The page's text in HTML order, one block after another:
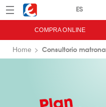
Menú Eroski
COMPRA ONLINE
Home Consultorio matrona